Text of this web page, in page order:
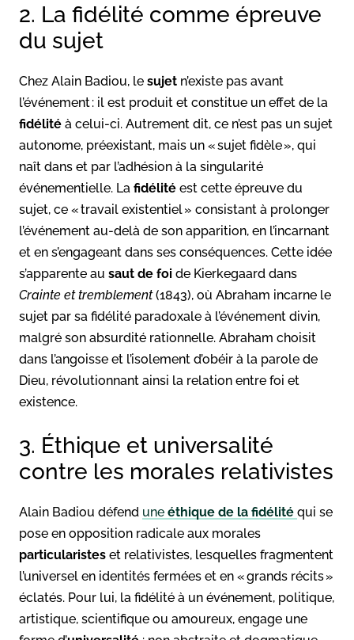
2. La fidélité comme épreuve
du sujet
Chez Alain Badiou, le sujet n’existe pas avant
l’événement : il est produit et constitue un effet de la
fidélité à celui-ci. Autrement dit, ce n’est pas un sujet
autonome, préexistant, mais un « sujet fidèle », qui
naît dans et par l’adhésion à la singularité
événementielle. La fidélité est cette épreuve du
sujet, ce « travail existentiel » consistant à prolonger
l’événement au-delà de son apparition, en l’incarnant
et en s’engageant dans ses conséquences. Cette idée
s’apparente au saut de foi de Kierkegaard dans
Crainte et tremblement(1843), où Abraham incarne le
sujet par sa fidélité paradoxale à l’événement divin,
malgré son absurdité rationnelle. Abraham choisit
dans l’angoisse et l’isolement d’obéir à la parole de
Dieu, révolutionnant ainsi la relation entre foi et
existence.
3. Éthique et universalité
contre les morales relativistes
Alain Badiou défend une éthique de la fidélité qui se
pose en opposition radicale aux morales
particularistes et relativistes, lesquelles fragmentent
l’universel en identités fermées et en « grands récits »
éclatés. Pour lui, la fidélité à un événement, politique,
artistique, scientifique ou amoureux, engage une